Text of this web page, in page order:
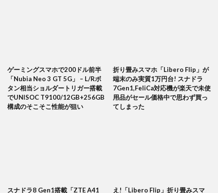
ゲーミングスマホで200ドル前半
「Nubia Neo 3 GT 5G」 – L/Rボ
タン相当ショルダートリガー搭載
でUNISOC T9100/12GB+256GB
構成のそこそこ性能が狙い
折り畳みスマホ「Libero Flip」が
端末のみ実質1万円台! スナドラ
7Gen1,FeliCa対応機が楽天で未使
用品がセール価格中で思わず買っ
てしまった
スナドラ8 Gen1搭載「ZTE A41
え!「Libero Flip」折り畳みスマ